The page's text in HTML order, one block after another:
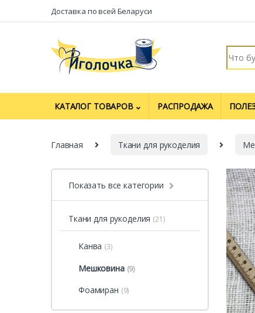
Перейти к навигации
перейти к содержаниюДоставка по всей Беларуси
КАТАЛОГ ТОВАРОВ РАСПРОДАЖА
Главная Ткани для рукоделия
Показать все категории
Ткани для рукоделия (21)
Канва (3)
Мешковина (9)
Фоамиран (9)